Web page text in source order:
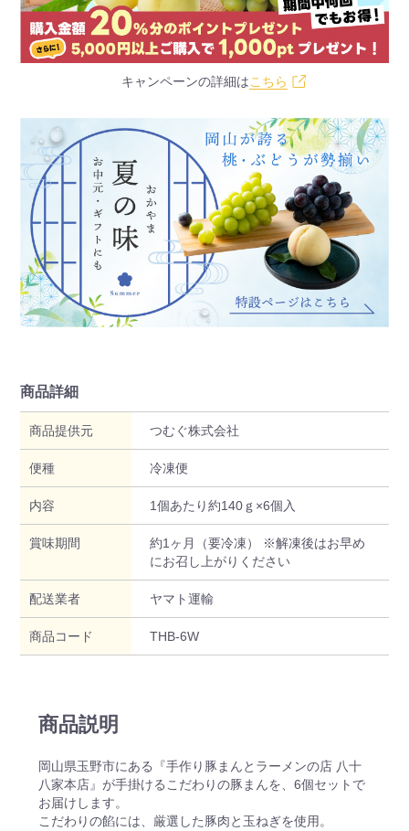
キャンペーンの詳細はこちら
商品詳細
商品提供元 つむぐ株式会社
便種 冷凍便
内容 1個あたり約140ｇ×6個入
賞味期間
約1ヶ月（要冷凍） ※解凍後はお早め
にお召し上がりください
配送業者 ヤマト運輸
商品コード THB-6W
商品説明
岡山県玉野市にある『手作り豚まんとラーメンの店 八十
八家本店』が手掛けるこだわりの豚まんを、6個セットで
お届けします。
こだわりの餡には、厳選した豚肉と玉ねぎを使用。